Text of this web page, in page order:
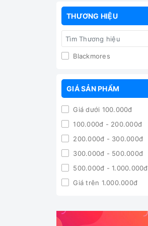
THƯƠNG HIỆU
Blackmores
GIÁ SẢN PHẨM
Giá dưới 100.000đ
100.000đ - 200.000đ
200.000đ - 300.000đ
300.000đ - 500.000đ
500.000đ - 1.000.000đ
Giá trên 1.000.000đ